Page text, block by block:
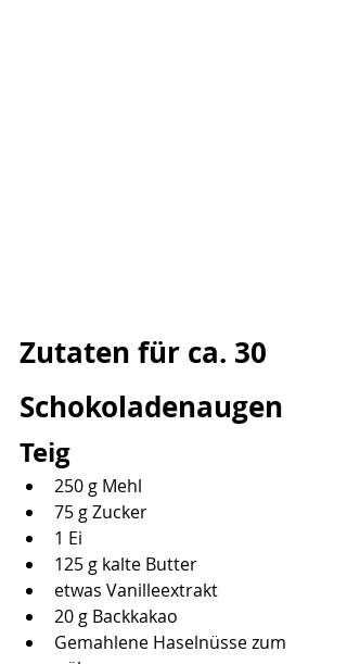
Zutaten für ca. 30
Schokoladenaugen
Teig
250 g Mehl
75 g Zucker
1 Ei
125 g kalte Butter
etwas Vanilleextrakt
20 g Backkakao
Gemahlene Haselnüsse zum